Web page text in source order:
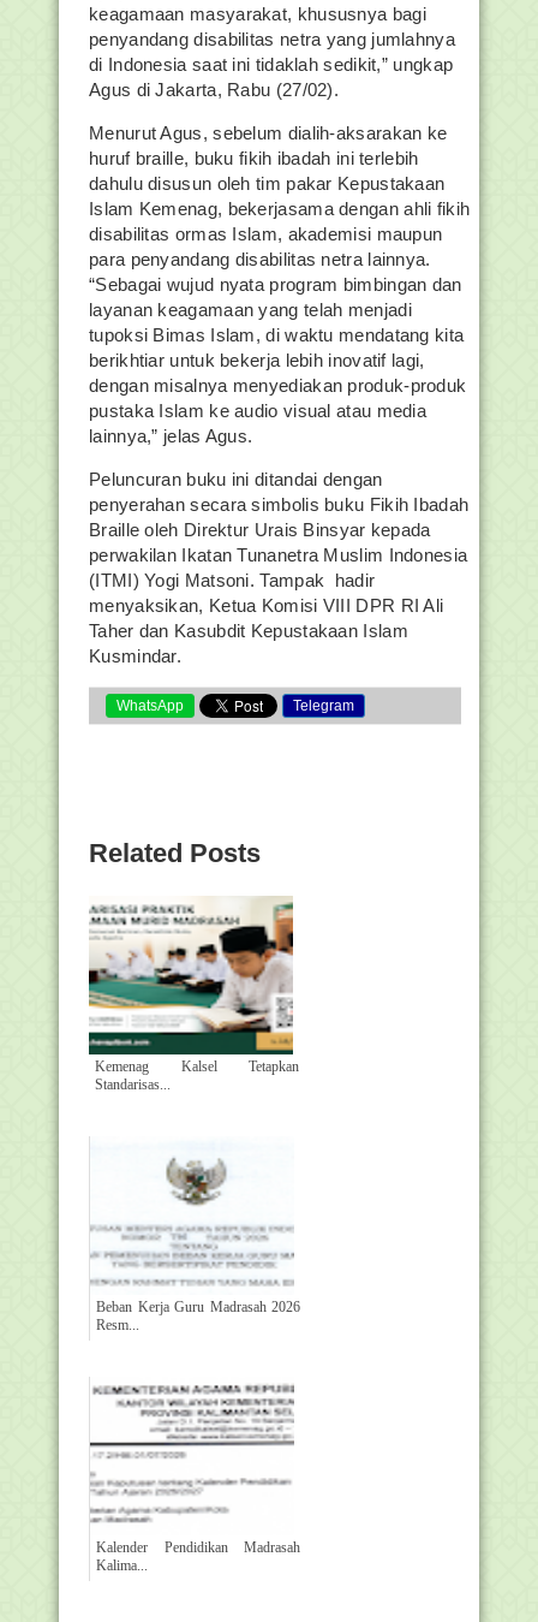
keagamaan masyarakat, khususnya bagi
penyandang disabilitas netra yang jumlahnya
di Indonesia saat ini tidaklah sedikit,” ungkap
Agus di Jakarta, Rabu (27/02).
Menurut Agus, sebelum dialih-aksarakan ke
huruf braille, buku fikih ibadah ini terlebih
dahulu disusun oleh tim pakar Kepustakaan
Islam Kemenag, bekerjasama dengan ahli fikih
disabilitas ormas Islam, akademisi maupun
para penyandang disabilitas netra lainnya.
“Sebagai wujud nyata program bimbingan dan
layanan keagamaan yang telah menjadi
tupoksi Bimas Islam, di waktu mendatang kita
berikhtiar untuk bekerja lebih inovatif lagi,
dengan misalnya menyediakan produk-produk
pustaka Islam ke audio visual atau media
lainnya,” jelas Agus.
Peluncuran buku ini ditandai dengan
penyerahan secara simbolis buku Fikih Ibadah
Braille oleh Direktur Urais Binsyar kepada
perwakilan Ikatan Tunanetra Muslim Indonesia
(ITMI) Yogi Matsoni. Tampak hadir
menyaksikan, Ketua Komisi VIII DPR RI Ali
Taher dan Kasubdit Kepustakaan Islam
Kusmindar.
WhatsApp Telegram
Related Posts
Kemenag Kalsel Tetapkan
Standarisas...
Beban Kerja Guru Madrasah 2026
Resm...
Kalender Pendidikan Madrasah
Kalima...